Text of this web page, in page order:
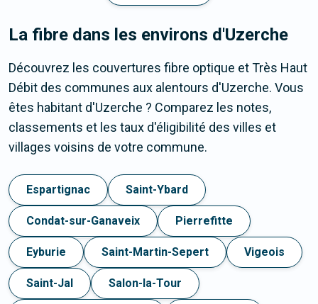
La fibre dans les environs d'Uzerche
Découvrez les couvertures fibre optique et Très Haut
Débit des communes aux alentours d'Uzerche. Vous
êtes habitant d'Uzerche ? Comparez les notes,
classements et les taux d'éligibilité des villes et
villages voisins de votre commune.
Espartignac Saint-Ybard
Condat-sur-Ganaveix Pierrefitte
Eyburie Saint-Martin-Sepert Vigeois
Saint-Jal Salon-la-Tour